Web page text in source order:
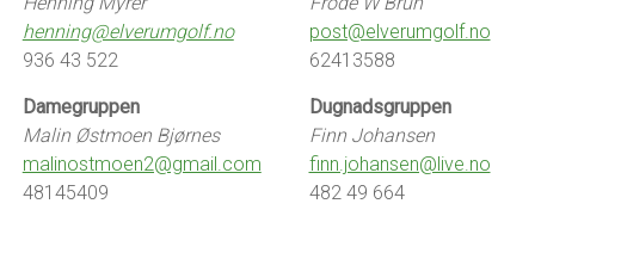
henning@elverumgolf.no
936 43 522
Damegruppen
Malin Østmoen Bjørnes
malinostmoen2@gmail.com
48145409
post@elverumgolf.no
62413588
Dugnadsgruppen
Finn Johansen
finn.johansen@live.no
482 49 664